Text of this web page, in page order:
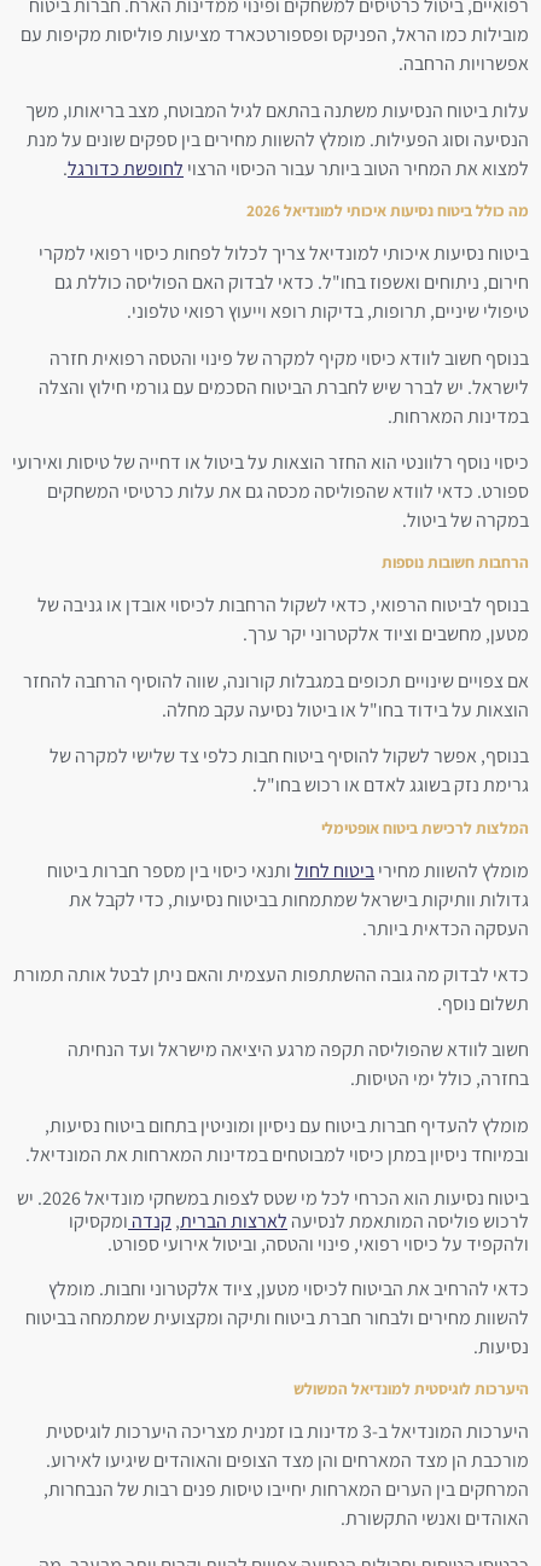
רפואיים, ביטול כרטיסים למשחקים ופינוי ממדינות הארח. חברות ביטוח
מובילות כמו הראל, הפניקס ופספורטכארד מציעות פוליסות מקיפות עם
אפשרויות הרחבה.
עלות ביטוח הנסיעות משתנה בהתאם לגיל המבוטח, מצב בריאותו, משך
הנסיעה וסוג הפעילות. מומלץ להשוות מחירים בין ספקים שונים על מנת
למצוא את המחיר הטוב ביותר עבור הכיסוי הרצוי לחופשת כדורגל.
מה כולל ביטוח נסיעות איכותי למונדיאל 2026
ביטוח נסיעות איכותי למונדיאל צריך לכלול לפחות כיסוי רפואי למקרי
חירום, ניתוחים ואשפוז בחו"ל. כדאי לבדוק האם הפוליסה כוללת גם
טיפולי שיניים, תרופות, בדיקות רופא וייעוץ רפואי טלפוני.
בנוסף חשוב לוודא כיסוי מקיף למקרה של פינוי והטסה רפואית חזרה
לישראל. יש לברר שיש לחברת הביטוח הסכמים עם גורמי חילוץ והצלה
במדינות המארחות.
כיסוי נוסף רלוונטי הוא החזר הוצאות על ביטול או דחייה של טיסות ואירועי
ספורט. כדאי לוודא שהפוליסה מכסה גם את עלות כרטיסי המשחקים
במקרה של ביטול.
הרחבות חשובות נוספות
בנוסף לביטוח הרפואי, כדאי לשקול הרחבות לכיסוי אובדן או גניבה של
מטען, מחשבים וציוד אלקטרוני יקר ערך.
אם צפויים שינויים תכופים במגבלות קורונה, שווה להוסיף הרחבה להחזר
הוצאות על בידוד בחו"ל או ביטול נסיעה עקב מחלה.
בנוסף, אפשר לשקול להוסיף ביטוח חבות כלפי צד שלישי למקרה של
גרימת נזק בשוגג לאדם או רכוש בחו"ל.
המלצות לרכישת ביטוח אופטימלי
מומלץ להשוות מחיריביטוח לחולותנאי כיסוי בין מספר חברות ביטוח
גדולות וותיקות בישראל שמתמחות בביטוח נסיעות, כדי לקבל את
העסקה הכדאית ביותר.
כדאי לבדוק מה גובה ההשתתפות העצמית והאם ניתן לבטל אותה תמורת
תשלום נוסף.
חשוב לוודא שהפוליסה תקפה מרגע היציאה מישראל ועד הנחיתה
בחזרה, כולל ימי הטיסות.
מומלץ להעדיף חברות ביטוח עם ניסיון ומוניטין בתחום ביטוח נסיעות,
ובמיוחד ניסיון במתן כיסוי למבוטחים במדינות המארחות את המונדיאל.
ביטוח נסיעות הוא הכרחי לכל מי שטס לצפות במשחקי מונדיאל 2026. יש
לרכוש פוליסה המותאמת לנסיעה לארצות הברית, קנדה ומקסיקו
ולהקפיד על כיסוי רפואי, פינוי והטסה, וביטול אירועי ספורט.
כדאי להרחיב את הביטוח לכיסוי מטען, ציוד אלקטרוני וחבות. מומלץ
להשוות מחירים ולבחור חברת ביטוח ותיקה ומקצועית שמתמחה בביטוח
נסיעות.
היערכות לוגיסטית למונדיאל המשולש
היערכות המונדיאל ב-3 מדינות בו זמנית מצריכה היערכות לוגיסטית
מורכבת הן מצד המארחים והן מצד הצופים והאוהדים שיגיעו לאירוע.
המרחקים בין הערים המארחות יחייבו טיסות פנים רבות של הנבחרות,
האוהדים ואנשי התקשורת.